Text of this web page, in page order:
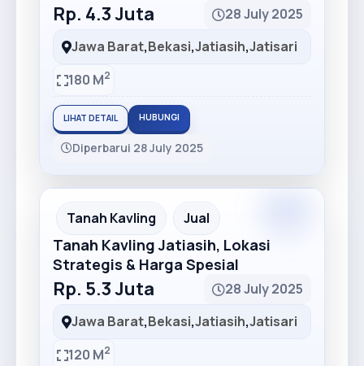
Rp. 4.3 Juta
28 July 2025
Jawa Barat,Bekasi,Jatiasih,Jatisari
180 M2
LIHAT DETAIL HUBUNGI
Diperbarui 28 July 2025
Recommended
Tanah Kavling Jual
Tanah Kavling Jatiasih, Lokasi
Strategis & Harga Spesial
Rp. 5.3 Juta
28 July 2025
Jawa Barat,Bekasi,Jatiasih,Jatisari
120 M2